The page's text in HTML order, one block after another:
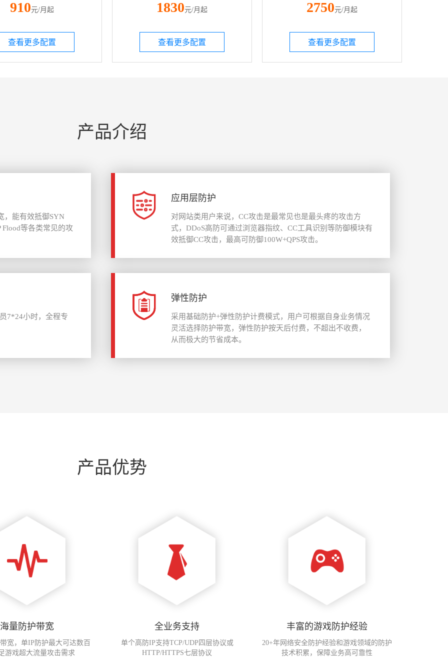
910元/月起
查看更多配置
1830元/月起
查看更多配置
2750元/月起
查看更多配置
产品介绍
，能有效抵御SYN
Flood等各类常见的攻
应用层防护
对网站类用户来说，CC攻击是最常见也是最头疼的攻击方
式，DDoS高防可通过浏览器指纹、CC工具识别等防御模块有
效抵御CC攻击，最高可防御100W+QPS攻击。
7*24小时，全程专
弹性防护
采用基础防护+弹性防护计费模式，用户可根据自身业务情况
灵活选择防护带宽，弹性防护按天后付费，不超出不收费，
从而极大的节省成本。
产品优势
海量防护带宽
宽，单IP防护最大可达数百
游戏超大流量攻击需求
全业务支持
单个高防IP支持TCP/UDP四层协议或
HTTP/HTTPS七层协议
丰富的游戏防护经验
20+年网络安全防护经验和游戏领域的防护
技术积累，保障业务高可靠性